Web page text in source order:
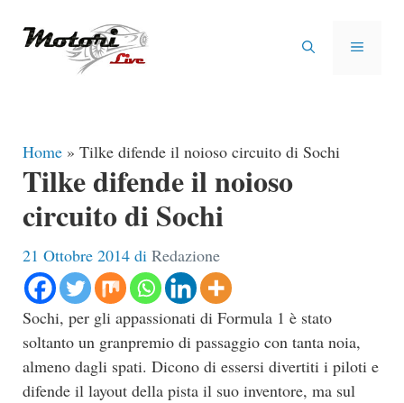
MENU
Home » Tilke difende il noioso circuito di Sochi
Tilke difende il noioso
circuito di Sochi
21 Ottobre 2014 di Redazione
Sochi, per gli appassionati di Formula 1 è stato
soltanto un granpremio di passaggio con tanta noia,
almeno dagli spati. Dicono di essersi divertiti i piloti e
difende il layout della pista il suo inventore, ma sul